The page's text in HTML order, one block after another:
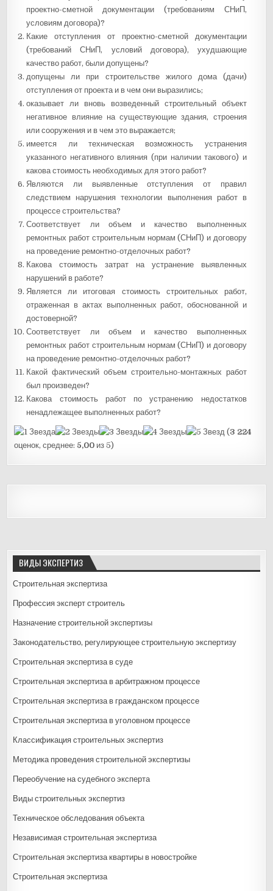
проектно-сметной документации (требованиям СНиП,
условиям договора)?
Какие отступления от проектно-сметной документации
(требований СНиП, условий договора), ухудшающие
качество работ, были допущены?
допущены ли при строительстве жилого дома (дачи)
отступления от проекта и в чем они выразились;
оказывает ли вновь возведенный строительный объект
негативное влияние на существующие здания, строения
или сооружения и в чем это выражается;
имеется ли техническая возможность устранения
указанного негативного влияния (при наличии такового) и
какова стоимость необходимых для этого работ?
Являются ли выявленные отступления от правил
следствием нарушения технологии выполнения работ в
процессе строительства?
Соответствует ли объем и качество выполненных
ремонтных работ строительным нормам (СНиП) и договору
на проведение ремонтно-отделочных работ?
Какова стоимость затрат на устранение выявленных
нарушений в работе?
Является ли итоговая стоимость строительных работ,
отраженная в актах выполненных работ, обоснованной и
достоверной?
Соответствует ли объем и качество выполненных
ремонтных работ строительным нормам (СНиП) и договору
на проведение ремонтно-отделочных работ?
Какой фактический объем строительно-монтажных работ
был произведен?
Какова стоимость работ по устранению недостатков
ненадлежащее выполненных работ?
(3 224
оценок, среднее: 5,00 из 5)
ВИДЫ ЭКСПЕРТИЗ
Строительная экспертиза
Профессия эксперт строитель
Назначение строительной экспертизы
Законодательство, регулирующее строительную экспертизу
Строительная экспертиза в суде
Строительная экспертиза в арбитражном процессе
Строительная экспертиза в гражданском процессе
Строительная экспертиза в уголовном процессе
Классификация строительных экспертиз
Методика проведения строительной экспертизы
Переобучение на судебного эксперта
Виды строительных экспертиз
Техническое обследования объекта
Независимая строительная экспертиза
Строительная экспертиза квартиры в новостройке
Строительная экспертиза